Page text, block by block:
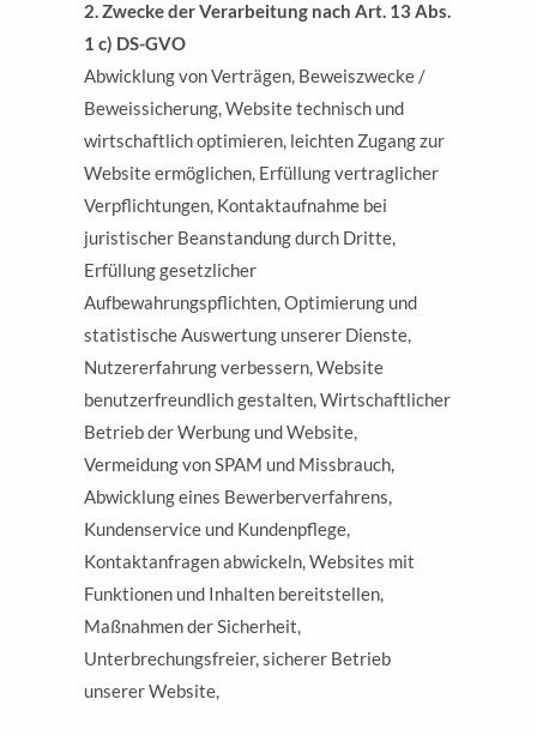
2. Zwecke der Verarbeitung nach Art. 13 Abs.
1 c) DS-GVO
Abwicklung von Verträgen, Beweiszwecke /
Beweissicherung, Website technisch und
wirtschaftlich optimieren, leichten Zugang zur
Website ermöglichen, Erfüllung vertraglicher
Verpflichtungen, Kontaktaufnahme bei
juristischer Beanstandung durch Dritte,
Erfüllung gesetzlicher
Aufbewahrungspflichten, Optimierung und
statistische Auswertung unserer Dienste,
Nutzererfahrung verbessern, Website
benutzerfreundlich gestalten, Wirtschaftlicher
Betrieb der Werbung und Website,
Vermeidung von SPAM und Missbrauch,
Abwicklung eines Bewerberverfahrens,
Kundenservice und Kundenpflege,
Kontaktanfragen abwickeln, Websites mit
Funktionen und Inhalten bereitstellen,
Maßnahmen der Sicherheit,
Unterbrechungsfreier, sicherer Betrieb
unserer Website,